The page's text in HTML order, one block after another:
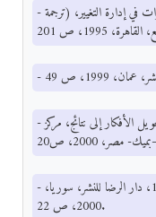
- دافيد س. ويلسون، استراتيجية التغيير: مفاهيم ومناظرات في إدارة التغيير، (ترجمة
- دانا جاينس، جيمس روبنسون، التغيير: أدوات تحويل الأفكار إلى نتائج، مركز
- رعد حسن الصرن، إدارة الإبداع والإبتكار، ج1، دار الرضا للنشر، سوريا،
2000، ص 22.